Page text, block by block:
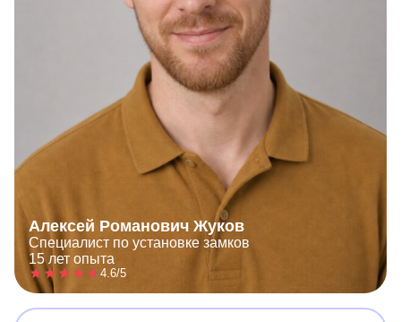
Алексей Романович Жуков
Специалист по установке замков
15 лет опыта
4.6/5